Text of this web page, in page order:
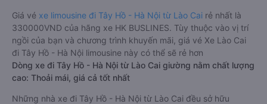
Giá vé xe limousine đi Tây Hồ - Hà Nội từ Lào Cai rẻ nhất là
330000VND của hãng xe HK BUSLINES. Tùy thuộc vào vị trí
ngồi của bạn và chương trình khuyến mãi, giá vé Xe Lào Cai
đi Tây Hồ - Hà Nội limousine này có thể sẽ rẻ hơn
Dòng xe đi Tây Hồ - Hà Nội từ Lào Cai giường nằm chất lượng
cao: Thoải mái, giá cả tốt nhất
Những nhà xe đi Tây Hồ - Hà Nội từ Lào Cai đều sở hữu